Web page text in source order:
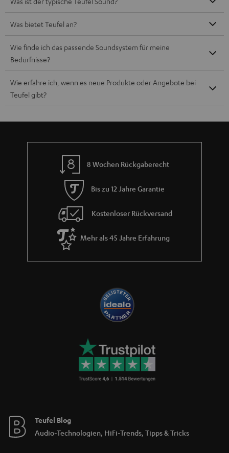
Was bietet Teufel an?
Wie finde ich das passende Soundsystem für meine
Bedürfnisse?
Wie erfahre ich, wenn es neue Produkte oder Angebote bei
Teufel gibt?
8 Wochen Rückgaberecht
Bis zu 12 Jahre Garantie
Kostenloser Rückversand
Mehr als 45 Jahre Erfahrung
Teufel Blog
Audio-Technologien, HiFi-Trends, Tipps & Tricks